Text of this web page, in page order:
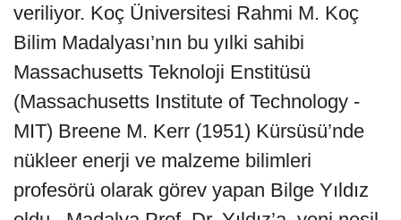
veriliyor. Koç Üniversitesi Rahmi M. Koç
Bilim Madalyası’nın bu yılki sahibi
Massachusetts Teknoloji Enstitüsü
(Massachusetts Institute of Technology -
MIT) Breene M. Kerr (1951) Kürsüsü’nde
nükleer enerji ve malzeme bilimleri
profesörü olarak görev yapan Bilge Yıldız